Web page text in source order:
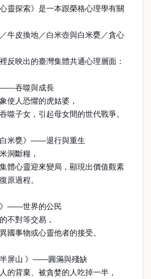
靈探索》是一本跟榮格心理學有關
牛皮換地／白米壺與白米甕／貪心
反映出的臺灣集體共通心理層面：
吞噬與成長
使人恐懼的虎姑婆，
噬子女，引起母女間的世代戰爭。
米甕》——退行與重生
洞斷糧，
體心靈迎來變局，顯現出價值觀紊
原過程。
——世界的公民
不對等交易，
國事物或心靈他者的接受。
屏山 》——圓滿與殘缺
的背棄、被貪婪的人吃掉一半，